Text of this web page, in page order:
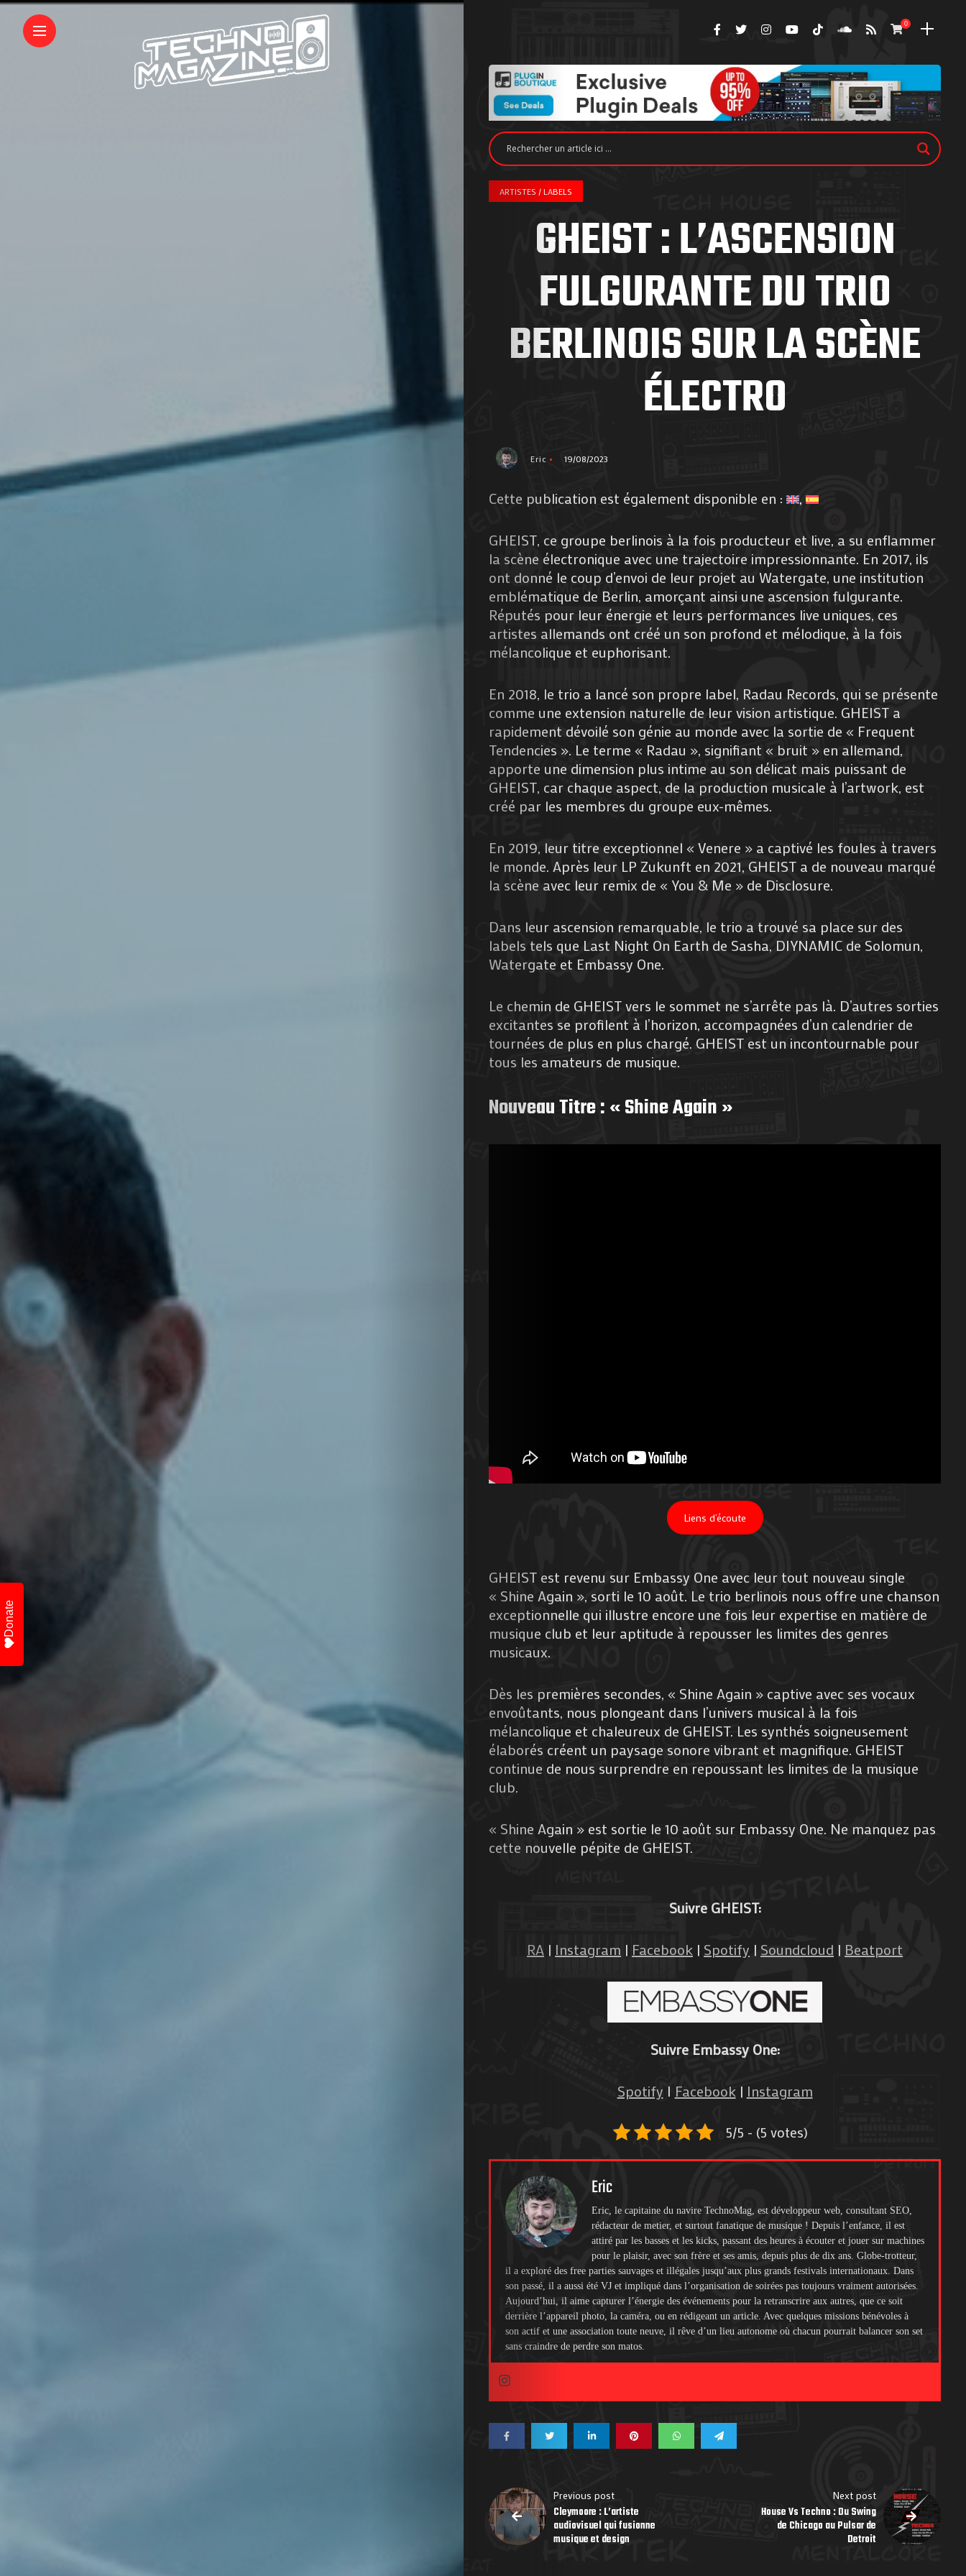
0
Galerie
Photos
Propos
de
Contactez-
nous
!
Search
ARTISTES / LABELS
GHEIST : L’ASCENSION
FULGURANTE DU TRIO
BERLINOIS SUR LA SCÈNE
ÉLECTRO
Eric 19/08/2023
Cette publication est également disponible en :
GHEIST, ce groupe berlinois à la fois producteur et live, a su enflammer
la scène électronique avec une trajectoire impressionnante. En 2017, ils
ont donné le coup d’envoi de leur projet au Watergate, une institution
emblématique de Berlin, amorçant ainsi une ascension fulgurante.
Réputés pour leur énergie et leurs performances live uniques, ces
artistes allemands ont créé un son profond et mélodique, à la fois
mélancolique et euphorisant.
En 2018, le trio a lancé son propre label, Radau Records, qui se présente
comme une extension naturelle de leur vision artistique. GHEIST a
rapidement dévoilé son génie au monde avec la sortie de « Frequent
Tendencies ». Le terme « Radau », signifiant « bruit » en allemand,
apporte une dimension plus intime au son délicat mais puissant de
GHEIST, car chaque aspect, de la production musicale à l’artwork, est
créé par les membres du groupe eux-mêmes.
En 2019, leur titre exceptionnel « Venere » a captivé les foules à travers
le monde. Après leur LP Zukunft en 2021, GHEIST a de nouveau marqué
la scène avec leur remix de « You & Me » de Disclosure.
Dans leur ascension remarquable, le trio a trouvé sa place sur des
labels tels que Last Night On Earth de Sasha, DIYNAMIC de Solomun,
Watergate et Embassy One.
Le chemin de GHEIST vers le sommet ne s’arrête pas là. D’autres sorties
excitantes se profilent à l’horizon, accompagnées d’un calendrier de
tournées de plus en plus chargé. GHEIST est un incontournable pour
tous les amateurs de musique.
Nouveau Titre : « Shine Again »
Liens d’écoute
GHEIST est revenu sur Embassy One avec leur tout nouveau single
« Shine Again », sorti le 10 août. Le trio berlinois nous offre une chanson
exceptionnelle qui illustre encore une fois leur expertise en matière de
musique club et leur aptitude à repousser les limites des genres
musicaux.
Dès les premières secondes, « Shine Again » captive avec ses vocaux
envoûtants, nous plongeant dans l’univers musical à la fois
mélancolique et chaleureux de GHEIST. Les synthés soigneusement
élaborés créent un paysage sonore vibrant et magnifique. GHEIST
continue de nous surprendre en repoussant les limites de la musique
club.
« Shine Again » est sortie le 10 août sur Embassy One. Ne manquez pas
cette nouvelle pépite de GHEIST.
Suivre GHEIST:
RA | Instagram | Facebook | Spotify | Soundcloud | Beatport
Suivre Embassy One:
Spotify I Facebook| Instagram
5/5 - (5 votes)
Eric
Eric, le capitaine du navire TechnoMag, est développeur web, consultant SEO,
rédacteur de metier, et surtout fanatique de musique ! Depuis l’enfance, il est
attiré par les basses et les kicks, passant des heures à écouter et jouer sur machines
pour le plaisir, avec son frère et ses amis, depuis plus de dix ans. Globe-trotteur,
il a exploré des free parties sauvages et illégales jusqu’aux plus grands festivals internationaux. Dans
son passé, il a aussi été VJ et impliqué dans l’organisation de soirées pas toujours vraiment autorisées.
Aujourd’hui, il aime capturer l’énergie des événements pour la retranscrire aux autres, que ce soit
derrière l’appareil photo, la caméra, ou en rédigeant un article. Avec quelques missions bénévoles à
son actif et une association toute neuve, il rêve d’un lieu autonome où chacun pourrait balancer son set
sans craindre de perdre son matos.
Previous post
Cleymoore : L’artiste
audiovisuel qui fusionne
musique et design
Next post
House Vs Techno : Du Swing
de Chicago au Pulsar de
Detroit
Donate